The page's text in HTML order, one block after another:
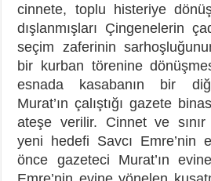
cinnete, toplu histeriye
dışlanmışları Çingenelerin
seçim zaferinin
bir kurban törenine
esnada kasabanın bir
Murat’ın çalıştığı gazete
ateşe verilir. Cinnet ve sınır
yeni hedefi Savcı Emre’nin
önce gazeteci Murat’ın